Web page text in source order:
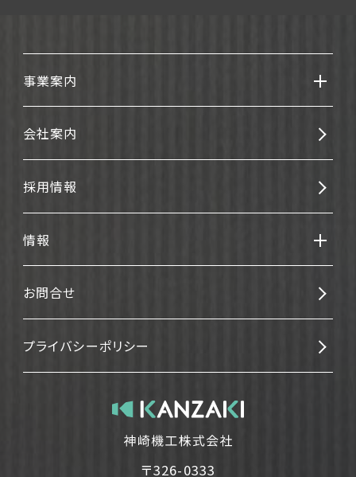
事業案内
会社案内
採用情報
情報
お問合せ
プライバシーポリシー
〒326-0333